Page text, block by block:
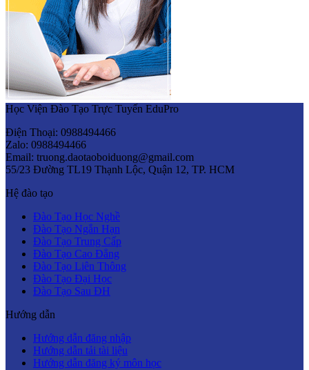
Học Viện Đào Tạo Trực Tuyến EduPro
Điện Thoại: 0988494466
Zalo: 0988494466
Email: truong.daotaoboiduong@gmail.com
55/23 Đường TL19 Thạnh Lộc, Quận 12, TP. HCM
Hệ đào tạo
Đào Tạo Học Nghề
Đào Tạo Ngắn Hạn
Đào Tạo Trung Cấp
Đào Tạo Cao Đẳng
Đào Tạo Liên Thông
Đào Tạo Đại Học
Đào Tạo Sau ĐH
Hướng dẫn
Hướng dẫn đăng nhập
Hướng dẫn tải tài liệu
Hướng dẫn đăng ký môn học